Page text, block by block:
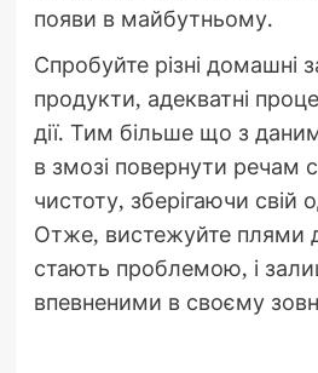
появи в майбутньому.
Спробуйте різні домашні
продукти, адекватні
дії. Тим більше що з
в змозі повернути речам
чистоту, зберігаючи свій
Отже, вистежуйте плями
стають проблемою, і
впевненими в своєму